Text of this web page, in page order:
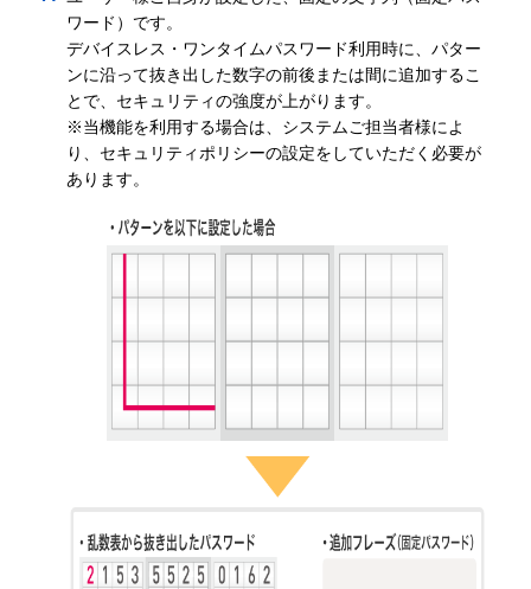
ワード）です。
デバイスレス・ワンタイムパスワード利用時に、パター
ンに沿って抜き出した数字の前後または間に追加するこ
とで、セキュリティの強度が上がります。
※当機能を利用する場合は、システムご担当者様によ
り、セキュリティポリシーの設定をしていただく必要が
あります。